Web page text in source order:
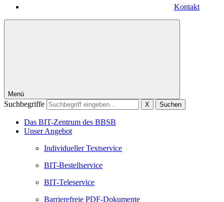
Kontakt
Menü
Suchbegriffe X Suchen
Das BIT-Zentrum des BBSB
Unser Angebot
Individueller Textservice
BIT-Bestellservice
BIT-Teleservice
Barrierefreie PDF-Dokumente